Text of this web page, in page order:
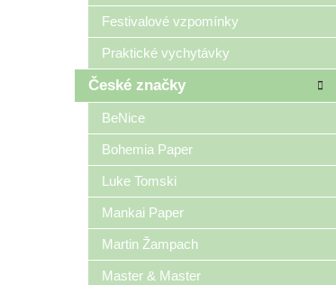
Festivalové vzpomínky
Praktické vychytávky
České značky
BeNice
Bohemia Paper
Luke Tomski
Mankai Paper
Martin Žampach
Master & Master